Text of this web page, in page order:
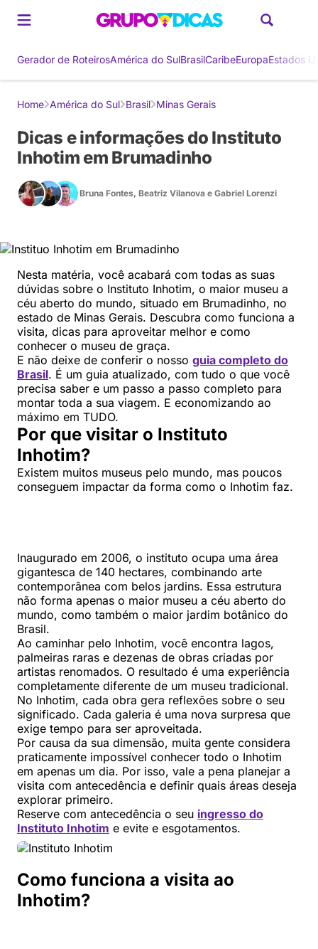
Gerador de RoteirosAmérica do SulBrasilCaribeEuropaEstados
Home América do Sul Brasil Minas Gerais
Dicas e informações do Instituto
Inhotim em Brumadinho
Bruna Fontes, Beatriz Vilanova e Gabriel Lorenzi
Nesta matéria, você acabará com todas as suas
dúvidas sobre o Instituto Inhotim, o maior museu a
céu aberto do mundo, situado em Brumadinho, no
estado de Minas Gerais. Descubra como funciona a
visita, dicas para aproveitar melhor e como
conhecer o museu de graça.
E não deixe de conferir o nosso guia completo do
Brasil. É um guia atualizado, com tudo o que você
precisa saber e um passo a passo completo para
montar toda a sua viagem. E economizando ao
máximo em TUDO.
Por que visitar o Instituto
Inhotim?
Existem muitos museus pelo mundo, mas poucos
conseguem impactar da forma como o Inhotim faz.
Inaugurado em 2006, o instituto ocupa uma área
gigantesca de 140 hectares, combinando arte
contemporânea com belos jardins. Essa estrutura
não forma apenas o maior museu a céu aberto do
mundo, como também o maior jardim botânico do
Brasil.
Ao caminhar pelo Inhotim, você encontra lagos,
palmeiras raras e dezenas de obras criadas por
artistas renomados. O resultado é uma experiência
completamente diferente de um museu tradicional.
No Inhotim, cada obra gera reflexões sobre o seu
significado. Cada galeria é uma nova surpresa que
exige tempo para ser aproveitada.
Por causa da sua dimensão, muita gente considera
praticamente impossível conhecer todo o Inhotim
em apenas um dia. Por isso, vale a pena planejar a
visita com antecedência e definir quais áreas deseja
explorar primeiro.
Reserve com antecedência o seu ingresso do
Instituto Inhotim e evite e esgotamentos.
Como funciona a visita ao
Inhotim?